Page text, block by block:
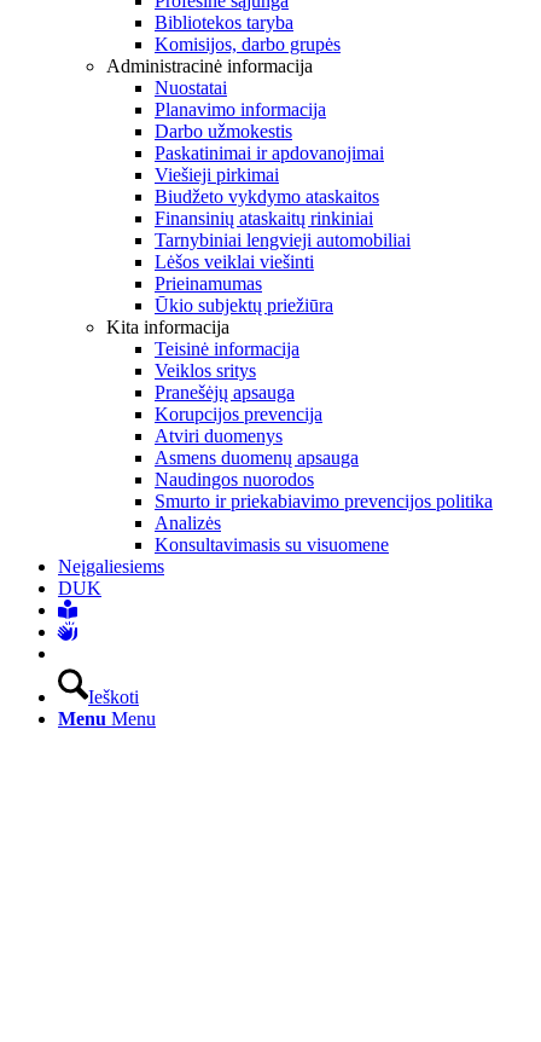
Bibliotekos taryba
Komisijos, darbo grupės
Administracinė informacija
Nuostatai
Planavimo informacija
Darbo užmokestis
Paskatinimai ir apdovanojimai
Viešieji pirkimai
Biudžeto vykdymo ataskaitos
Finansinių ataskaitų rinkiniai
Tarnybiniai lengvieji automobiliai
Lėšos veiklai viešinti
Prieinamumas
Ūkio subjektų priežiūra
Kita informacija
Teisinė informacija
Veiklos sritys
Pranešėjų apsauga
Korupcijos prevencija
Atviri duomenys
Asmens duomenų apsauga
Naudingos nuorodos
Smurto ir priekabiavimo prevencijos politika
Analizės
Konsultavimasis su visuomene
Neįgaliesiems
DUK
Ieškoti
Menu Menu